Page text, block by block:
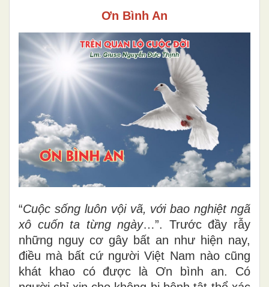
Ơn Bình An
“Cuộc sống luôn vội vã, với bao nghiệt ngã
xô cuốn ta từng ngày…”. Trước đầy rẫy
những nguy cơ gây bất an như hiện nay,
điều mà bất cứ người Việt Nam nào cũng
khát khao có được là Ơn bình an. Có